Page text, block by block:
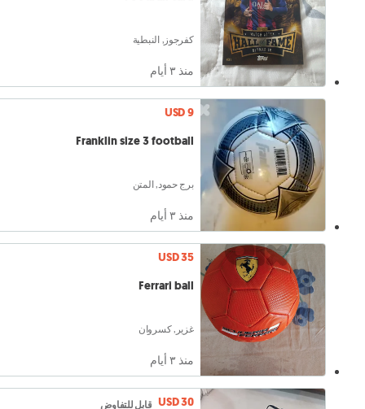
كفرجوز, النبطية
منذ ٣ أيام
USD 9
Franklin size 3 football
برج حمود, المتن
منذ ٣ أيام
USD 35
Ferrari ball
غزير, كسروان
منذ ٣ أيام
USD 30 قابل للتفاوض